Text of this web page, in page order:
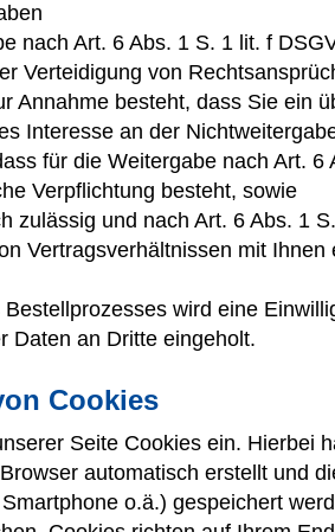
nach Art. 6 Abs. 1 S. 1 lit. f
Verteidigung von
Annahme besteht, dass Sie ein
Interesse an der
für die Weitergabe nach Art. 6
Verpflichtung besteht, sowie
zulässig und nach Art. 6 Abs. 1
Vertragsverhältnissen mit Ihnen
wird eine
Daten an Dritte eingeholt.
Cookies
Seite Cookies ein. Hierbei
automatisch erstellt und
o.ä.) gespeichert